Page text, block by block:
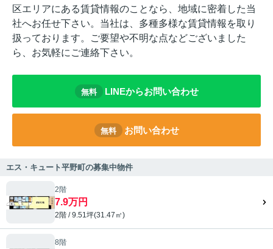
区エリアにある賃貸情報のことなら、地域に密着した当
社へお任せ下さい。当社は、多種多様な賃貸情報を取り
扱っております。ご要望や不明な点などございました
ら、お気軽にご連絡下さい。
無料 LINEからお問い合わせ
無料 お問い合わせ
エス・キュート平野町の募集中物件
2階
7.9万円
2階 / 9.51坪(31.47㎡)
8階